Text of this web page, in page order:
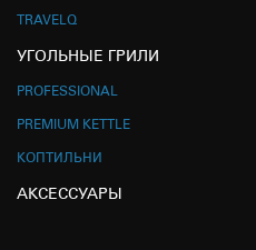
TRAVELQ
УГОЛЬНЫЕ ГРИЛИ
PROFESSIONAL
PREMIUM KETTLE
КОПТИЛЬНИ
АКСЕССУАРЫ